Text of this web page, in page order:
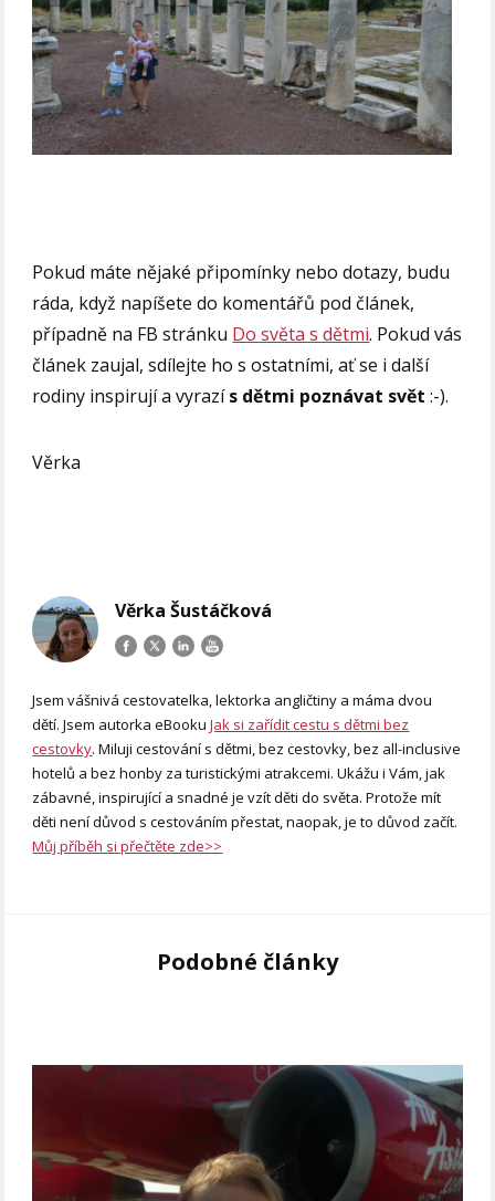
Pokud máte nějaké připomínky nebo dotazy, budu
ráda, když napíšete do komentářů pod článek,
případně na FB stránku Do světa s dětmi. Pokud vás
článek zaujal, sdílejte ho s ostatními, ať se i další
rodiny inspirují a vyrazís dětmi poznávat svět :-).
Věrka
Věrka Šustáčková
Jsem vášnivá cestovatelka, lektorka angličtiny a máma dvou
dětí. Jsem autorka eBookuJak si zařídit cestu s dětmi bez
cestovky. Miluji cestování s dětmi, bez cestovky, bez all-inclusive
hotelů a bez honby za turistickými atrakcemi. Ukážu i Vám, jak
zábavné, inspirující a snadné je vzít děti do světa. Protože mít
děti není důvod s cestováním přestat, naopak, je to důvod začít.
Můj příběh si přečtěte zde>>
Podobné články